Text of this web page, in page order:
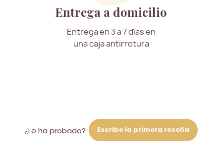
Entrega a domicilio
Entrega en 3 a 7 días en
una caja antirrotura
¿Lo ha probado? Escribe la primera reseña